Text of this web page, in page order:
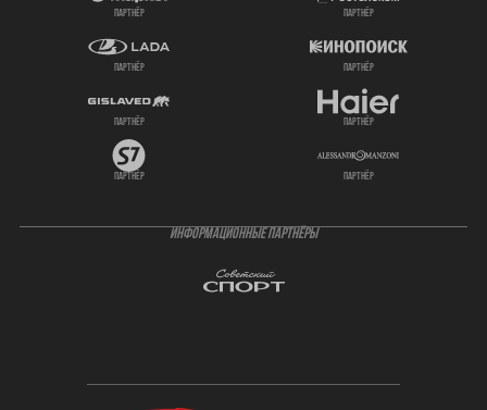
партнёр партнёр
партнёр партнёр
партнёр партнёр
партнёр партнёр
ИНФОРМАЦИОННЫЕ ПАРТНЁРЫ